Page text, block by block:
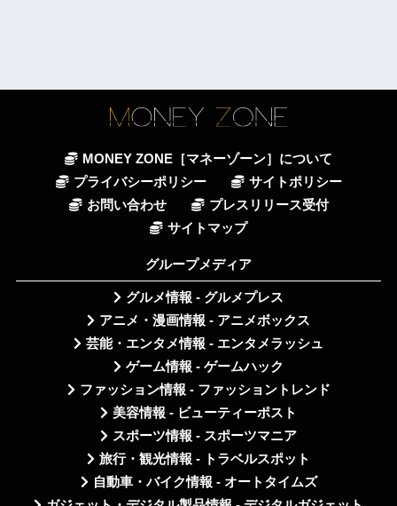
MONEY ZONE［マネーゾーン］について
プライバシーポリシー
サイトポリシー
お問い合わせ
プレスリリース受付
サイトマップ
グループメディア
グルメ情報 - グルメプレス
アニメ・漫画情報 - アニメボックス
芸能・エンタメ情報 - エンタメラッシュ
ゲーム情報 - ゲームハック
ファッション情報 - ファッショントレンド
美容情報 - ビューティーポスト
スポーツ情報 - スポーツマニア
旅行・観光情報 - トラベルスポット
自動車・バイク情報 - オートタイムズ